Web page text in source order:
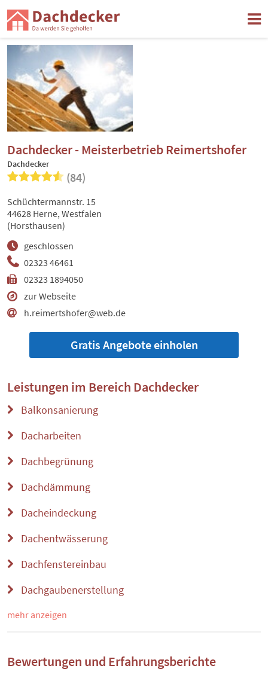
Dachdecker - Meisterbetrieb Reimertshofer
Dachdecker
(84)
02323 46461
02323 1894050
zur Webseite
h.reimertshofer@web.de
geschlossen
Schüchtermannstr. 15
44628 Herne, Westfalen
(Horsthausen)
Gratis Angebote einholen
Leistungen im Bereich Dachdecker
Balkonsanierung
Dacharbeiten
Dachbegrünung
Dachdämmung
Dacheindeckung
Dachentwässerung
Dachfenstereinbau
Dachgaubenerstellung
mehr anzeigen
Bewertungen und Erfahrungsberichte